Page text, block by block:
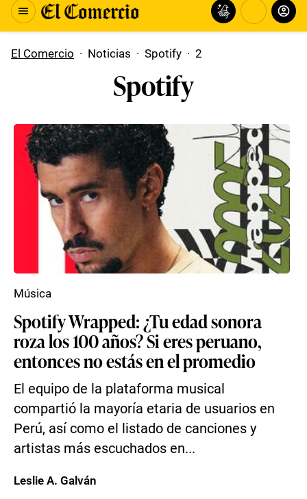
El Comercio · Noticias · Spotify · 2
Spotify
Spotify Wrapped: ¿Tu edad sonora
roza los 100 años? Si eres peruano,
entonces no estás en el promedio
El equipo de la plataforma musical
compartió la mayoría etaria de usuarios en
Perú, así como el listado de canciones y
artistas más escuchados en...
Música
Leslie A. Galván